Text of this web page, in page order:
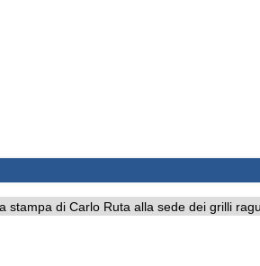
stampa di Carlo Ruta alla sede dei grilli